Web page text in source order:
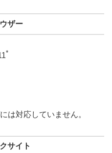
ザー
*
は対応していません。
サイト